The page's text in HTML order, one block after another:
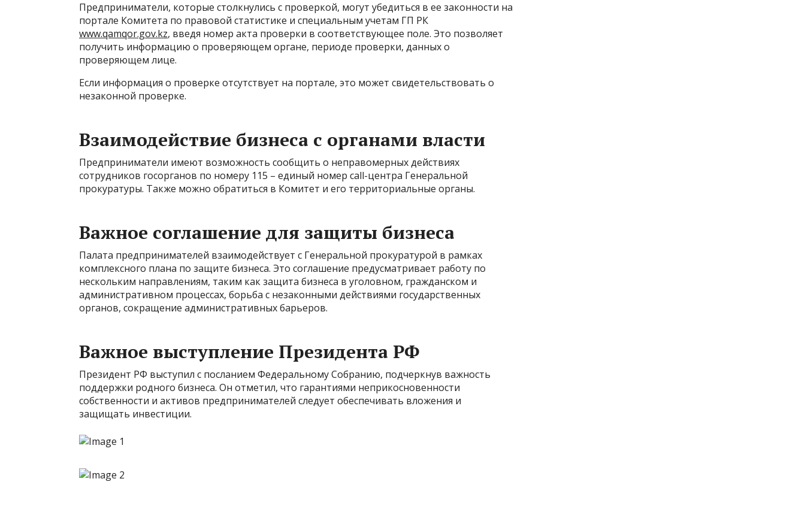
Предприниматели, которые столкнулись с проверкой, могут убедиться в ее законности на
портале Комитета по правовой статистике и специальным учетам ГП РК
www.qamqor.gov.kz, введя номер акта проверки в соответствующее поле. Это позволяет
получить информацию о проверяющем органе, периоде проверки, данных о
проверяющем лице.
Если информация о проверке отсутствует на портале, это может свидетельствовать о
незаконной проверке.
Взаимодействие бизнеса с органами власти
Предприниматели имеют возможность сообщить о неправомерных действиях
сотрудников госорганов по номеру 115 – единый номер call-центра Генеральной
прокуратуры. Также можно обратиться в Комитет и его территориальные органы.
Важное соглашение для защиты бизнеса
Палата предпринимателей взаимодействует с Генеральной прокуратурой в рамках
комплексного плана по защите бизнеса. Это соглашение предусматривает работу по
нескольким направлениям, таким как защита бизнеса в уголовном, гражданском и
административном процессах, борьба с незаконными действиями государственных
органов, сокращение административных барьеров.
Важное выступление Президента РФ
Президент РФ выступил с посланием Федеральному Собранию, подчеркнув важность
поддержки родного бизнеса. Он отметил, что гарантиями неприкосновенности
собственности и активов предпринимателей следует обеспечивать вложения и
защищать инвестиции.